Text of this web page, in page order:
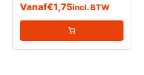
Vanaf€1,75incl. BTW